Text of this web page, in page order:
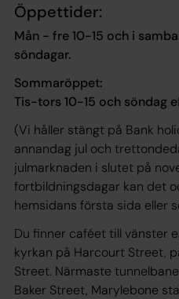
Öppettider:
Mån - fre 10-15 och i
söndagar.
Sommaröppet:
Tis-tors 10-15 och söndag
(Vi håller stängt på Bank
annandag jul och
julmarknaden i slutet på
fortbildningsdagar kan det
hemsidans första sida eller
Du finner caféet till vänster
kyrkan på Harcourt Street,
Street. Närmaste
Baker Street, Marylebone